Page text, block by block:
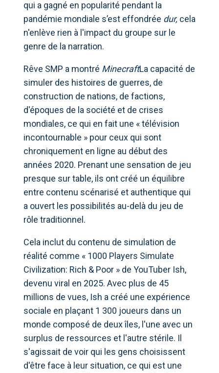
qui a gagné en popularité pendant la
pandémie mondiale s’est effondrée dur, cela
n'enlève rien à l'impact du groupe sur le
genre de la narration.
Rêve SMP a montré MinecraftLa capacité de
simuler des histoires de guerres, de
construction de nations, de factions,
d'époques de la société et de crises
mondiales, ce qui en fait une « télévision
incontournable » pour ceux qui sont
chroniquement en ligne au début des
années 2020. Prenant une sensation de jeu
presque sur table, ils ont créé un équilibre
entre contenu scénarisé et authentique qui
a ouvert les possibilités au-delà du jeu de
rôle traditionnel.
Cela inclut du contenu de simulation de
réalité comme « 1000 Players Simulate
Civilization: Rich & Poor » de YouTuber Ish,
devenu viral en 2025. Avec plus de 45
millions de vues, Ish a créé une expérience
sociale en plaçant 1 300 joueurs dans un
monde composé de deux îles, l'une avec un
surplus de ressources et l'autre stérile. Il
s'agissait de voir qui les gens choisissent
d'être face à leur situation, ce qui est une